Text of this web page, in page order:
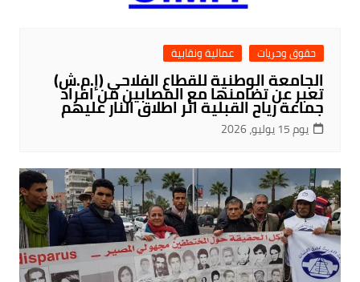
حقوق وحريات عمالية ونقابية
الجامعة الوطنية للقطاع الفلاحي (إ.م.ش)
تعبر عن تضامنها مع المصابين من افراد
جماعة رياح القبلية اثر اطلاق النار عليهم
يوم 15 يوليو، 2026